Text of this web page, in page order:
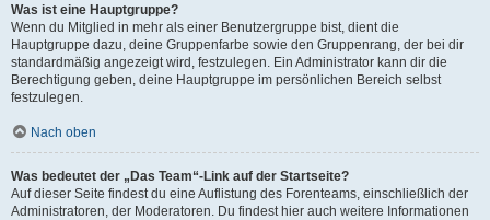
Was ist eine Hauptgruppe?
Wenn du Mitglied in mehr als einer Benutzergruppe bist, dient die
Hauptgruppe dazu, deine Gruppenfarbe sowie den Gruppenrang, der bei dir
standardmäßig angezeigt wird, festzulegen. Ein Administrator kann dir die
Berechtigung geben, deine Hauptgruppe im persönlichen Bereich selbst
festzulegen.
Nach oben
Was bedeutet der „Das Team“-Link auf der Startseite?
Auf dieser Seite findest du eine Auflistung des Forenteams, einschließlich der
Administratoren, der Moderatoren. Du findest hier auch weitere Informationen